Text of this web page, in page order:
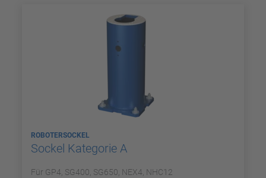
ROBOTERSOCKEL
Sockel Kategorie A
Für GP4, SG400, SG650, NEX4, NHC12